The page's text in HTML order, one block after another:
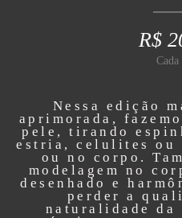
R$
Nessa edição
aprimorada,
pele, tirando
estria, celulites ou
ou no corpo.
modelagem no
desenhado e
perder a
naturalidade